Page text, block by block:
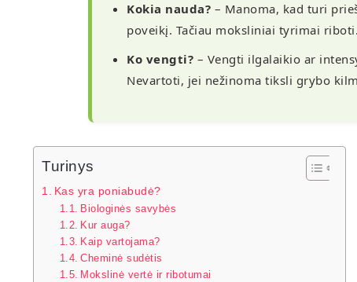
Kokia nauda? – Manoma, kad turi
poveikį. Tačiau moksliniai tyrimai riboti.
Ko vengti? – Vengti ilgalaikio ar
Nevartoti, jei nežinoma tiksli grybo
Turinys
Kas yra poniabudė?
Biologinės savybės
Kur auga?
Kaip vartojama?
Cheminė sudėtis
Mokslinė vertė ir ribotumai